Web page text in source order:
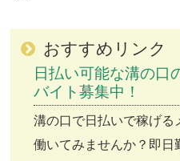
おすすめリンク
日払い可能な溝の口
バイト募集中！
溝の口で日払いで稼げる
働いてみませんか？即日